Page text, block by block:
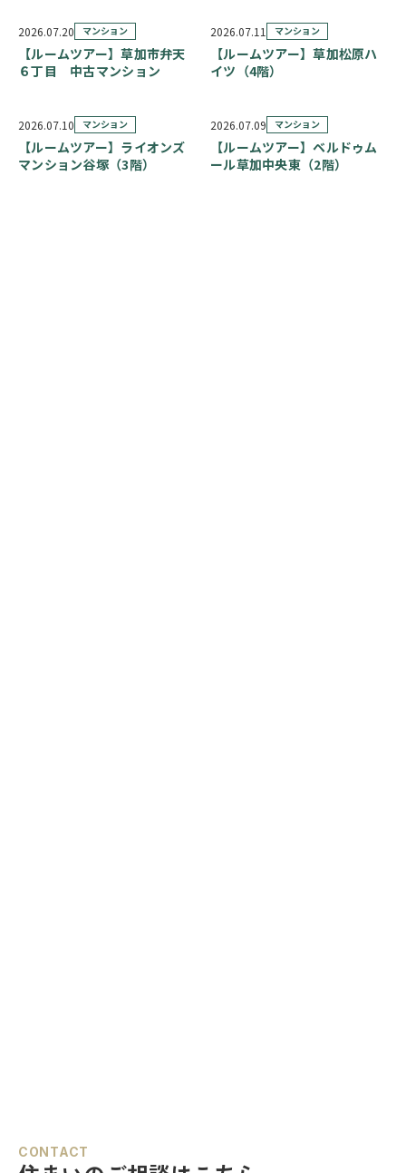
2026.07.20 マンション
【ルームツアー】草加市弁天
６丁目 中古マンション
2026.07.11 マンション
【ルームツアー】草加松原ハ
イツ（4階）
2026.07.10 マンション
【ルームツアー】ライオンズ
マンション谷塚（3階）
2026.07.09 マンション
【ルームツアー】ベルドゥム
ール草加中央東（2階）
CONTACT